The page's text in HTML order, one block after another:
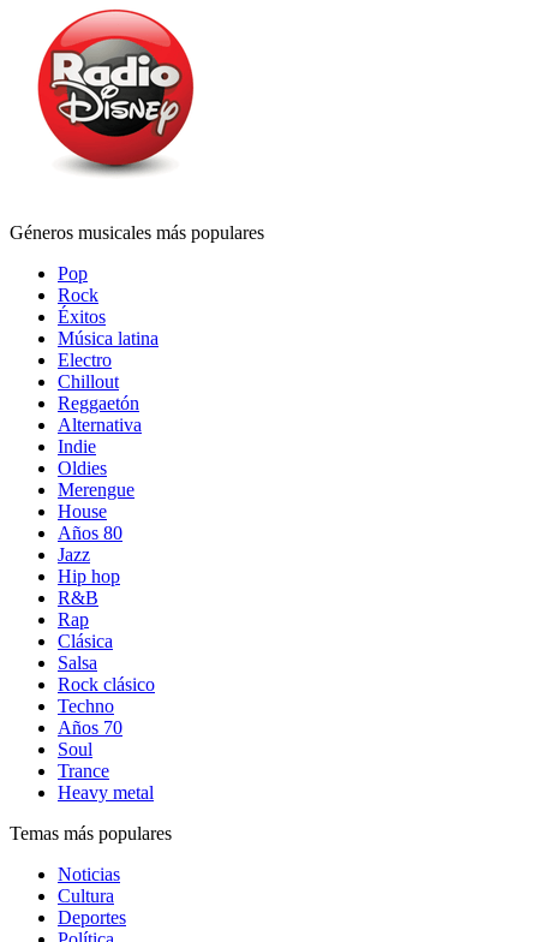
Géneros musicales más populares
Pop
Rock
Éxitos
Música latina
Electro
Chillout
Reggaetón
Alternativa
Indie
Oldies
Merengue
House
Años 80
Jazz
Hip hop
R&B
Rap
Clásica
Salsa
Rock clásico
Techno
Años 70
Soul
Trance
Heavy metal
Temas más populares
Noticias
Cultura
Deportes